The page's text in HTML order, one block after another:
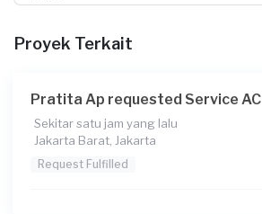
Rp85.000
Proyek Terkait
Pratita Ap requested Service AC
Sekitar satu jam yang lalu
Jakarta Barat, Jakarta
Request Fulfilled